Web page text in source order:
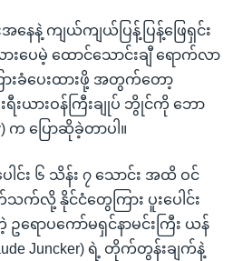
ေနဲ့ ကျယ်ကျယ်ပြန့်ပြန့်ဖြေရှင်း
ပေမဲ့ ထောင်သောင်းချီ ရောက်လာ
းခံပေးထားဖို့ အတွက်တော့
းယားဝန်ကြီးချုပ် ဘွိုင်ကို ဘော
က ပြောဆိုခဲ့တာပါ။
င်း ၆ သိန်း ၇ သောင်း အထိ ဝင်
လို့ နိုင်ငံတွေကြား ပူးပေါင်း
ဥရောပကော်မရှင်နာမင်းကြီး ယန်
Juncker) ရဲ့ တိုက်တွန်းချက်နဲ့